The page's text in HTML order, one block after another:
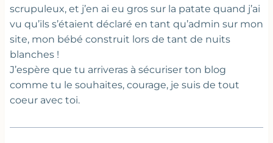
scrupuleux, et j’en ai eu gros sur la patate quand j’ai
vu qu’ils s’étaient déclaré en tant qu’admin sur mon
site, mon bébé construit lors de tant de nuits
blanches !
J’espère que tu arriveras à sécuriser ton blog
comme tu le souhaites, courage, je suis de tout
coeur avec toi.